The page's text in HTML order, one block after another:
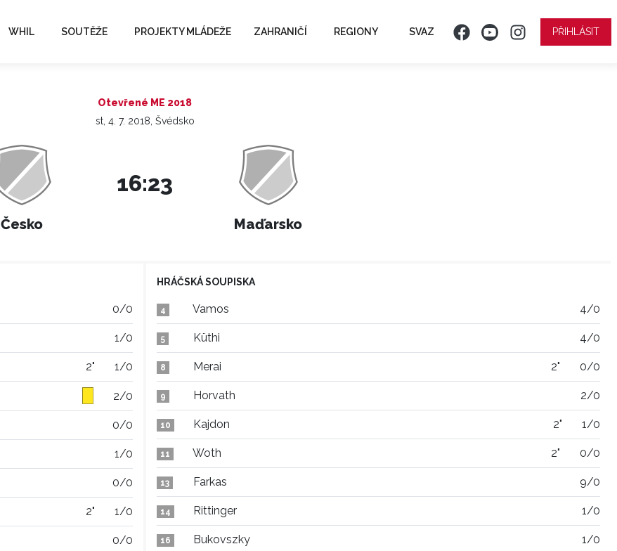
WHIL SOUTĚŽE PROJEKTY MLÁDEŽE ZAHRANIČÍ REGIONY SVAZ PŘIHLÁSIT
Otevřené ME 2018
st, 4. 7. 2018, Švédsko
Česko
16:23
Maďarsko
0/0
1/0
2" 1/0
2/0
0/0
1/0
0/0
2" 1/0
0/0
HRÁČSKÁ SOUPISKA
4 Vamos 4/0
5 Küthi 4/0
8 Merai 2" 0/0
9 Horvath 2/0
10 Kajdon 2" 1/0
11 Woth 2" 0/0
13 Farkas 9/0
14 Rittinger 1/0
16 Bukovszky 1/0